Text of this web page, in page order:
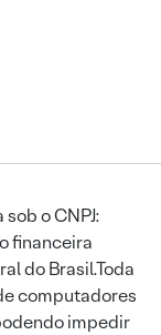
o CNPJ:
financeira
do Brasil.Toda
computadores
impedir